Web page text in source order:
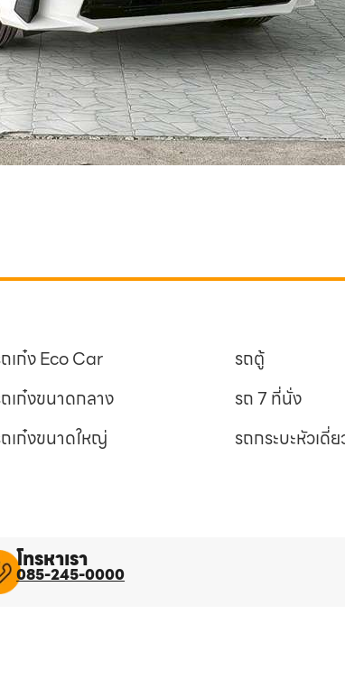
เก๋ง Eco Car
เก๋งขนาดกลาง
เก๋งขนาดใหญ่
รถตู้
รถ 7 ที่นั่ง
รถกระบะหัวเดี่
โทรหาเรา
085-245-0000